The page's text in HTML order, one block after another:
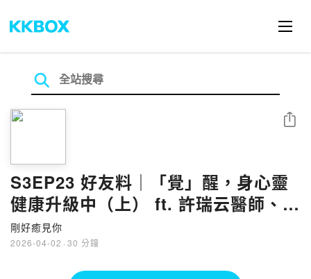
S3EP23 好友料｜「覺」醒，身心靈
健康升級中（上） ft. 許瑞云醫師、鄭
先安醫師
剛好癒見你
2026-04-02 · 30 分鐘
分享